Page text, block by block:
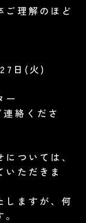
ご理解のほど
日(火)
ー
絡くださ
ついては、
ただきま
しますが、何